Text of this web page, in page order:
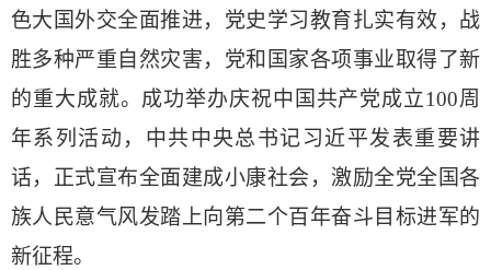
色大国外交全面推进，党史学习教育扎实有效，战
胜多种严重自然灾害，党和国家各项事业取得了新
的重大成就。成功举办庆祝中国共产党成立100周
年系列活动，中共中央总书记习近平发表重要讲
话，正式宣布全面建成小康社会，激励全党全国各
族人民意气风发踏上向第二个百年奋斗目标进军的
新征程。